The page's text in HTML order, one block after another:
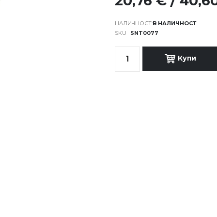
В НАЛИЧНОСТ
SKU
SNT0077
Купи